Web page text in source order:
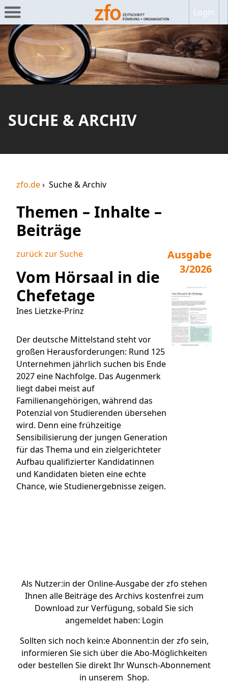
Login
SUCHE & ARCHIV
zfo.de Suche & Archiv
Themen – Inhalte –
Beiträge
zurück zur Suche
Vom Hörsaal in die
Chefetage
Ines Lietzke-Prinz
Der deutsche Mittelstand steht vor
großen Herausforderungen: Rund 125
Unternehmen jährlich suchen bis Ende
2027 eine Nachfolge. Das Augenmerk
liegt dabei meist auf
Familienangehörigen, während das
Potenzial von Studierenden übersehen
wird. Denn eine frühzeitige
Sensibilisierung der jungen Generation
für das Thema und ein zielgerichteter
Aufbau qualifizierter Kandidatinnen
und Kandidaten bieten eine echte
Chance, wie Studienergebnisse zeigen.
Ausgabe
3/2026
Als Nutzer:in der Online-Ausgabe der zfo stehen
Ihnen alle Beiträge des Archivs kostenfrei zum
Download zur Verfügung, sobald Sie sich
angemeldet haben: Login
Sollten sich noch kein:e Abonnent:in der zfo sein,
informieren Sie sich über dieAbo-Möglichkeiten
oder bestellen Sie direkt Ihr Wunsch-Abonnement
in unserem Shop.